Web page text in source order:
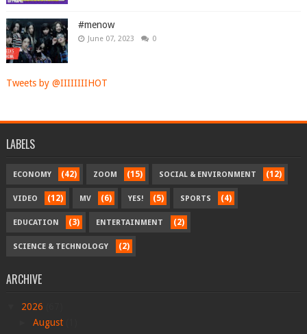
#menow
June 07, 2023 0
Tweets by @IIIIIIIIHOT
LABELS
ECONOMY (42) ZOOM (15) SOCIAL & ENVIRONMENT (12)
VIDEO (12) MV (6) YES! (5) SPORTS (4)
EDUCATION (3) ENTERTAINMENT (2)
SCIENCE & TECHNOLOGY (2)
ARCHIVE
2026
August